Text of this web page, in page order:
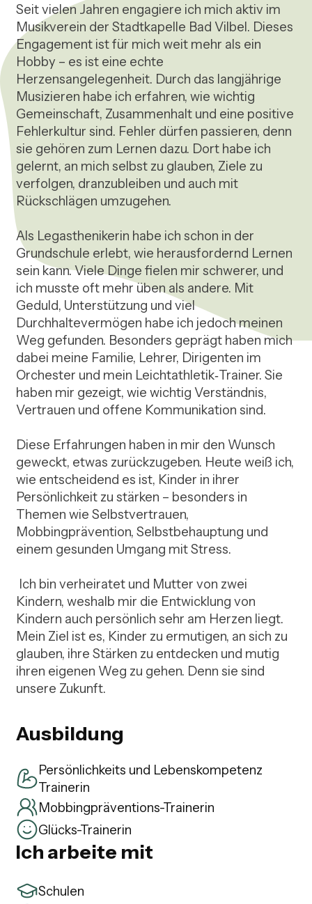
Seit vielen Jahren engagiere ich mich aktiv im
Musikverein der Stadtkapelle Bad Vilbel. Dieses
Engagement ist für mich weit mehr als ein
Hobby – es ist eine echte
Herzensangelegenheit. Durch das langjährige
Musizieren habe ich erfahren, wie wichtig
Gemeinschaft, Zusammenhalt und eine positive
Fehlerkultur sind. Fehler dürfen passieren, denn
sie gehören zum Lernen dazu. Dort habe ich
gelernt, an mich selbst zu glauben, Ziele zu
verfolgen, dranzubleiben und auch mit
Rückschlägen umzugehen.
Als Legasthenikerin habe ich schon in der
Grundschule erlebt, wie herausfordernd Lernen
sein kann. Viele Dinge fielen mir schwerer, und
ich musste oft mehr üben als andere. Mit
Geduld, Unterstützung und viel
Durchhaltevermögen habe ich jedoch meinen
Weg gefunden. Besonders geprägt haben mich
dabei meine Familie, Lehrer, Dirigenten im
Orchester und mein Leichtathletik‑Trainer. Sie
haben mir gezeigt, wie wichtig Verständnis,
Vertrauen und offene Kommunikation sind.
Diese Erfahrungen haben in mir den Wunsch
geweckt, etwas zurückzugeben. Heute weiß ich,
wie entscheidend es ist, Kinder in ihrer
Persönlichkeit zu stärken – besonders in
Themen wie Selbstvertrauen,
Mobbingprävention, Selbstbehauptung und
einem gesunden Umgang mit Stress.
Kindern, weshalb mir die Entwicklung von
Kindern auch persönlich sehr am Herzen liegt.
Mein Ziel ist es, Kinder zu ermutigen, an sich zu
glauben, ihre Stärken zu entdecken und mutig
ihren eigenen Weg zu gehen. Denn sie sind
unsere Zukunft.
Ausbildung
Persönlichkeits und Lebenskompetenz
Trainerin
Mobbingpräventions-Trainerin
Glücks-Trainerin
Ich arbeite mit
Schulen